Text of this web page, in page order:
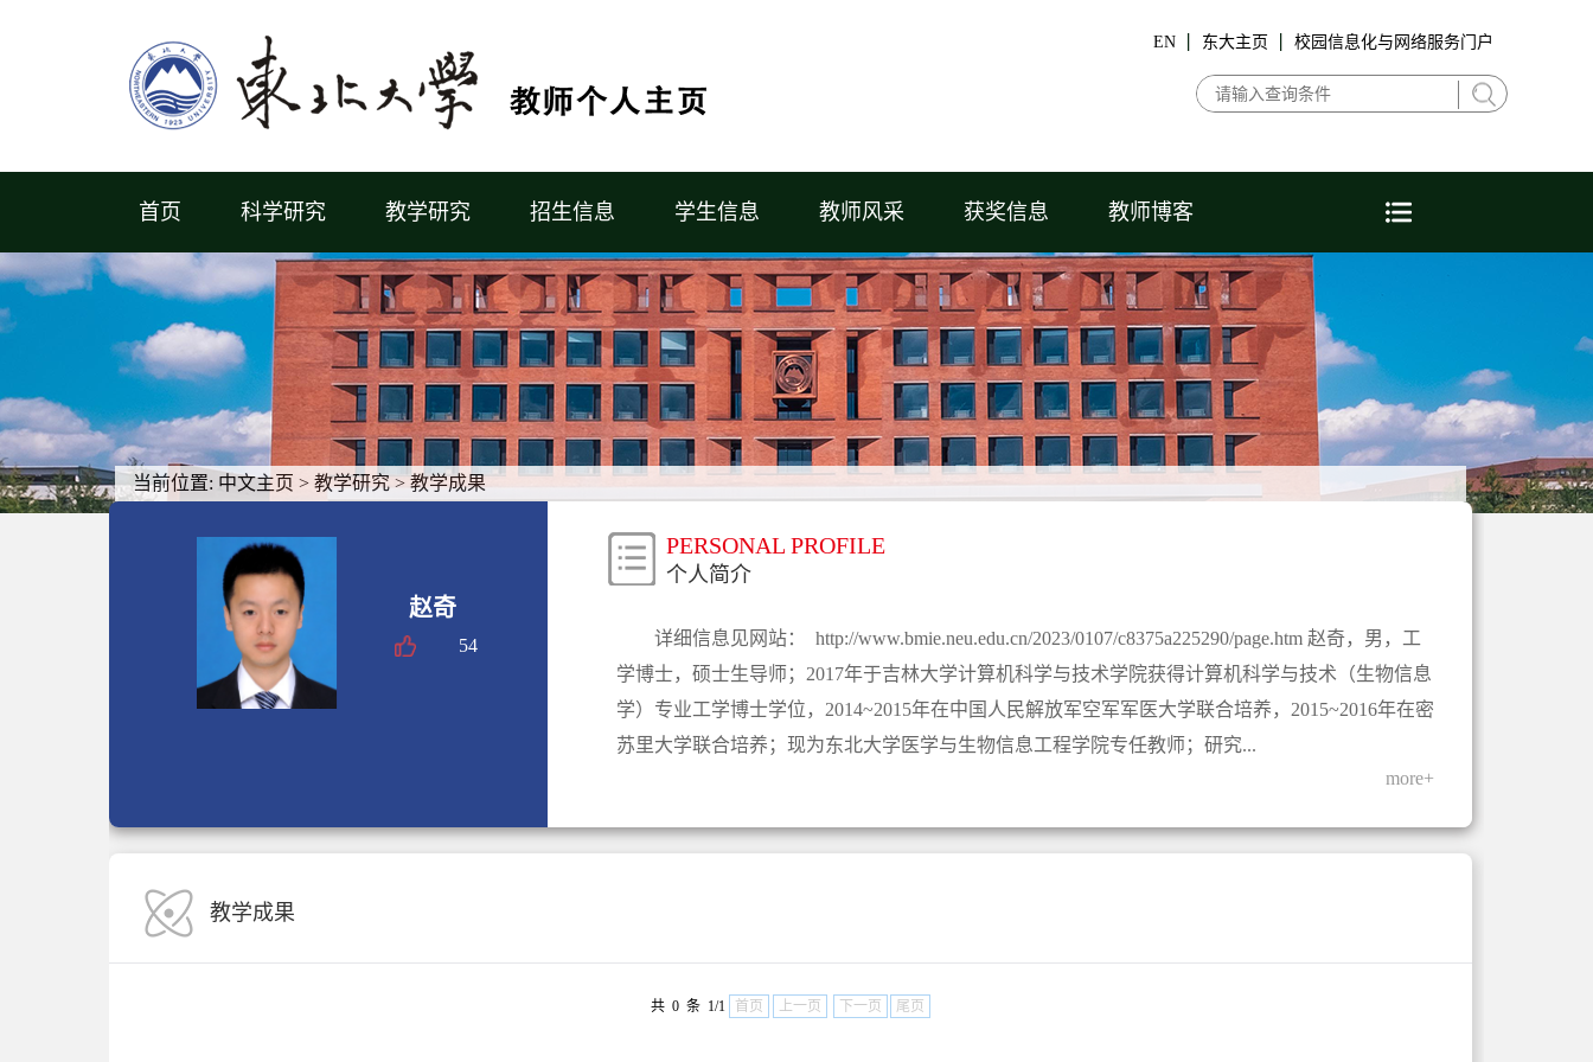
EN 东大主页 校园信息化与网络服务门户
首页 科学研究 教学研究 招生信息 学生信息 教师风采 获奖信息 教师博客
当前位置: 中文主页 > 教学研究>教学成果
赵奇
54
PERSONAL PROFILE
个人简介
详细信息见网站： http://www.bmie.neu.edu.cn/2023/0107/c8375a225290/page.htm 赵奇，男，工
学博士，硕士生导师；2017年于吉林大学计算机科学与技术学院获得计算机科学与技术（生物信息
学）专业工学博士学位，2014~2015年在中国人民解放军空军军医大学联合培养，2015~2016年在密
苏里大学联合培养；现为东北大学医学与生物信息工程学院专任教师；研究...
more+
教学成果
共 0 条 1/1 首页 上一页 下一页 尾页